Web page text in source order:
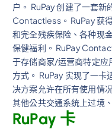
户。 RuPay 创建了一套新
Contactless。 RuPay 获
和完全残疾保险、各种现
保健福利。 RuPay
于存储商家/运营商特定应
方式。 RuPay 实现了一卡
决方案允许在所有使用情
其他公共交通系统上过境
RuPay 卡